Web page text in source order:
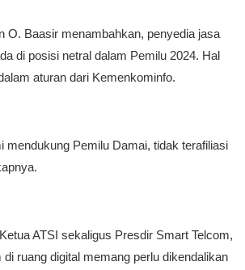
O. Baasir menambahkan, penyedia jasa
di posisi netral dalam Pemilu 2024. Hal
aturan dari Kemenkominfo.
mendukung Pemilu Damai, tidak terafiliasi
ATSI sekaligus Presdir Smart Telcom,
ruang digital memang perlu dikendalikan